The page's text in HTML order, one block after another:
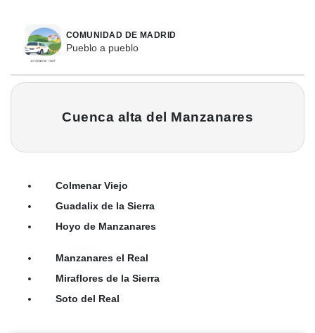
COMUNIDAD DE MADRID
Pueblo a pueblo
Cuenca alta del Manzanares
Colmenar Viejo
Guadalix de la Sierra
Hoyo de Manzanares
Manzanares el Real
Miraflores de la Sierra
Soto del Real